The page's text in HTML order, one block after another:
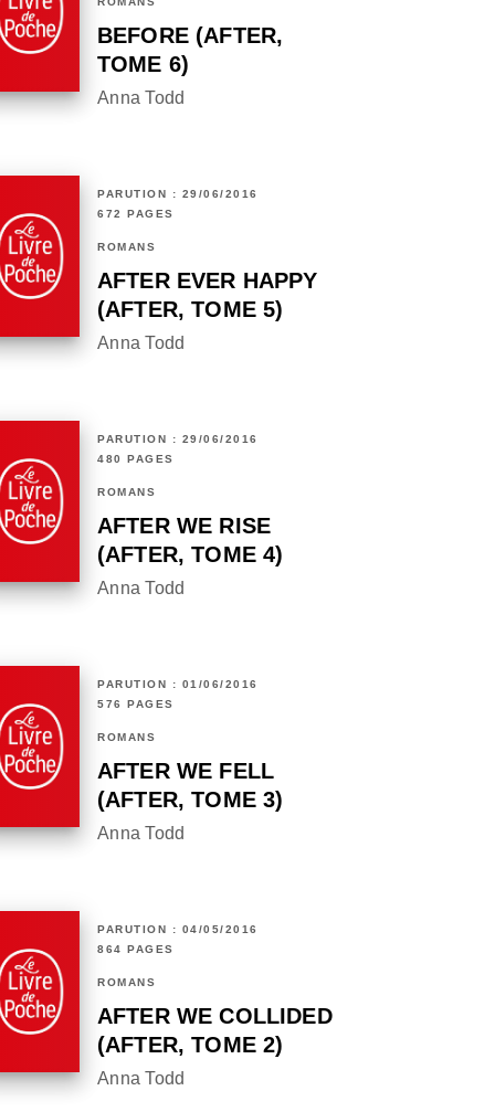
BEFORE (AFTER,
TOME 6)
Anna Todd
PARUTION : 29/06/2016
672 PAGES
ROMANS
AFTER EVER HAPPY
(AFTER, TOME 5)
Anna Todd
PARUTION : 29/06/2016
480 PAGES
ROMANS
AFTER WE RISE
(AFTER, TOME 4)
Anna Todd
PARUTION : 01/06/2016
576 PAGES
ROMANS
AFTER WE FELL
(AFTER, TOME 3)
Anna Todd
PARUTION : 04/05/2016
864 PAGES
ROMANS
AFTER WE COLLIDED
(AFTER, TOME 2)
Anna Todd